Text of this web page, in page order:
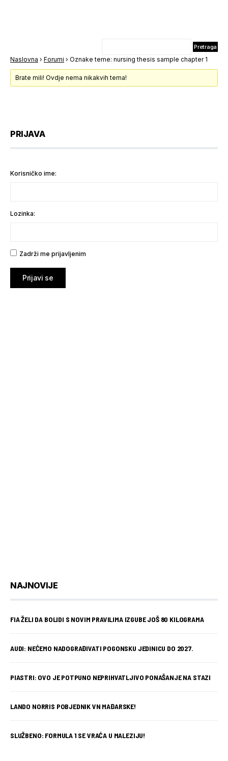
Naslovna › Forumi › Oznake teme: nursing thesis sample chapter 1
Brate mili! Ovdje nema nikakvih tema!
PRIJAVA
Korisničko ime:
Lozinka:
Zadrži me prijavljenim
Prijavi se
NAJNOVIJE
FIA ŽELI DA BOLIDI S NOVIM PRAVILIMA IZGUBE JOŠ 80 KILOGRAMA
AUDI: NEĆEMO NADOGRAĐIVATI POGONSKU JEDINICU DO 2027.
PIASTRI: OVO JE POTPUNO NEPRIHVATLJIVO PONAŠANJE NA STAZI
LANDO NORRIS POBJEDNIK VN MAĐARSKE!
SLUŽBENO: FORMULA 1 SE VRAĆA U MALEZIJU!